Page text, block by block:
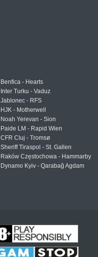
Benfica - Hearts
Inter Turku - Vaduz
Jablonec - RFS
HJK - Motherwell
Noah Yerevan - Sion
Paide LM - Rapid Wien
CFR Cluj - Tromsø
Sheriff Tiraspol - St. Gallen
Raków Częstochowa - Hammarby
Dynamo Kyiv - Qarabağ Agdam